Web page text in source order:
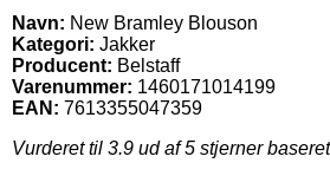
Navn: New Bramley Blouson
Kategori: Jakker
Producent: Belstaff
Varenummer: 1460171014199
EAN: 7613355047359
Vurderet til 3.9 ud af 5 stjerner